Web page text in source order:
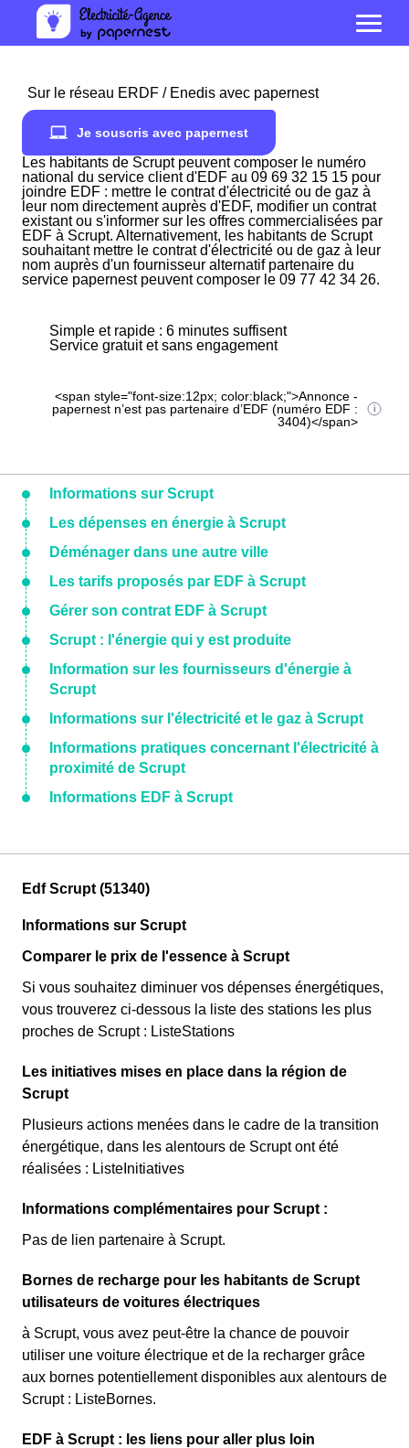
Sur le réseau ERDF / Enedis avec papernest
Je souscris avec papernest
Les habitants de Scrupt peuvent composer le numéro
national du service client d'EDF au 09 69 32 15 15 pour
joindre EDF : mettre le contrat d'électricité ou de gaz à
leur nom directement auprès d'EDF, modifier un contrat
existant ou s'informer sur les offres commercialisées par
EDF à Scrupt. Alternativement, les habitants de Scrupt
souhaitant mettre le contrat d'électricité ou de gaz à leur
nom auprès d'un fournisseur alternatif partenaire du
service papernest peuvent composer le 09 77 42 34 26.
Simple et rapide : 6 minutes suffisent
Service gratuit et sans engagement
<span style="font-size:12px; color:black;">Annonce -
papernest n’est pas partenaire d’EDF (numéro EDF :
3404)</span>
Informations sur Scrupt
Les dépenses en énergie à Scrupt
Déménager dans une autre ville
Les tarifs proposés par EDF à Scrupt
Gérer son contrat EDF à Scrupt
Scrupt : l'énergie qui y est produite
Information sur les fournisseurs d'énergie à
Scrupt
Informations sur l'électricité et le gaz à Scrupt
Informations pratiques concernant l'électricité à
proximité de Scrupt
Informations EDF à Scrupt
Edf Scrupt (51340)
Informations sur Scrupt
Comparer le prix de l'essence à Scrupt
Si vous souhaitez diminuer vos dépenses énergétiques,
vous trouverez ci-dessous la liste des stations les plus
proches de Scrupt : ListeStations
Les initiatives mises en place dans la région de
Scrupt
Plusieurs actions menées dans le cadre de la transition
énergétique, dans les alentours de Scrupt ont été
réalisées : ListeInitiatives
Informations complémentaires pour Scrupt :
Pas de lien partenaire à Scrupt.
Bornes de recharge pour les habitants de Scrupt
utilisateurs de voitures électriques
à Scrupt, vous avez peut-être la chance de pouvoir
utiliser une voiture électrique et de la recharger grâce
aux bornes potentiellement disponibles aux alentours de
Scrupt : ListeBornes.
EDF à Scrupt : les liens pour aller plus loin